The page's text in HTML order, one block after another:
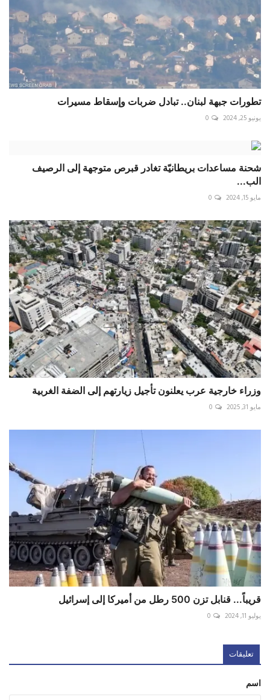
تطورات جبهة لبنان.. تبادل ضربات وإسقاط مسيرات
يونيو 25, 2024 0
شحنة مساعدات بريطانيّة تغادر قبرص متوجهة إلى الرصيف
الب...
مايو 15, 2024 0
وزراء خارجية عرب يعلنون تأجيل زيارتهم إلى الضفة الغربية
مايو 31, 2025 0
قريباً... قنابل تزن 500 رطل من أميركا إلى إسرائيل
يوليو 11, 2024 0
تعليقات
اسم